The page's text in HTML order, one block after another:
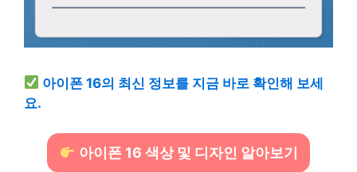
아이폰 16의 최신 정보를 지금 바로 확인해 보세
요.
아이폰 16 색상 및 디자인 알아보기